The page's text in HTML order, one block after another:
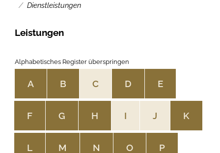
Dienstleistungen
Leistungen
Alphabetisches Register überspringen
A B C D E
F G H I J K
L M N O P